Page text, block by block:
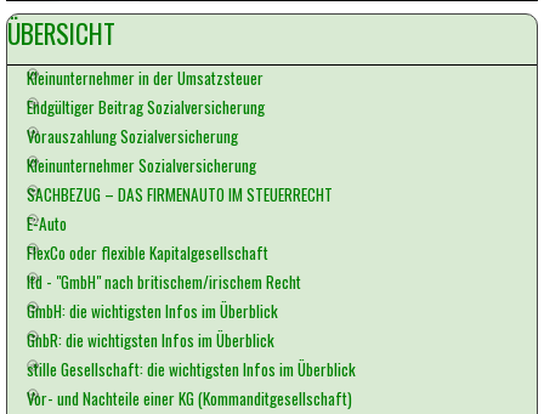
Block überspringen ÜBERSICHT
ÜBERSICHT
Kleinunternehmer in der Umsatzsteuer
Endgültiger Beitrag Sozialversicherung
Vorauszahlung Sozialversicherung
Kleinunternehmer Sozialversicherung
SACHBEZUG – DAS FIRMENAUTO IM STEUERRECHT
E-Auto
FlexCo oder flexible Kapitalgesellschaft
ltd - "GmbH" nach britischem/irischem Recht
GmbH: die wichtigsten Infos im Überblick
GnbR: die wichtigsten Infos im Überblick
stille Gesellschaft: die wichtigsten Infos im Überblick
Vor- und Nachteile einer KG (Kommanditgesellschaft)